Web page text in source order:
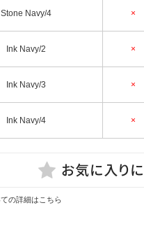
Stone Navy/4 ×
Ink Navy/2 ×
Ink Navy/3 ×
Ink Navy/4 ×
の詳細はこちら